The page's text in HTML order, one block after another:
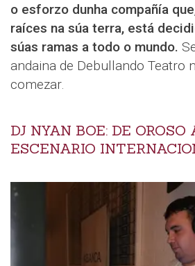
o esforzo dunha compañía
raíces na súa terra, está
súas ramas a todo o mundo.
andaina de Debullando Teatro
comezar.
DJ NYAN BOE: DE OROSO
ESCENARIO